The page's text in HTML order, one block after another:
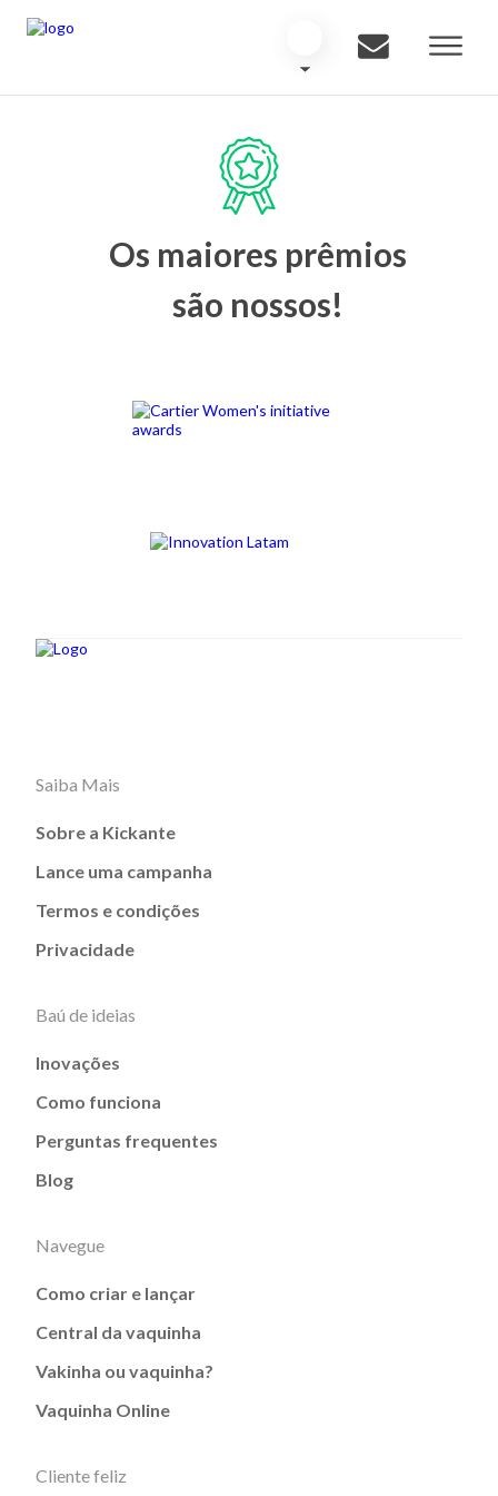
Os maiores prêmios
são nossos!
Saiba Mais
Sobre a Kickante
Lance uma campanha
Termos e condições
Privacidade
Baú de ideias
Inovações
Como funciona
Perguntas frequentes
Blog
Navegue
Como criar e lançar
Central da vaquinha
Vakinha ou vaquinha?
Vaquinha Online
Cliente feliz